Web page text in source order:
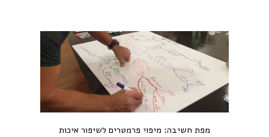
מפת חשיבה: מיפוי פרמטרים לשיפור איכות